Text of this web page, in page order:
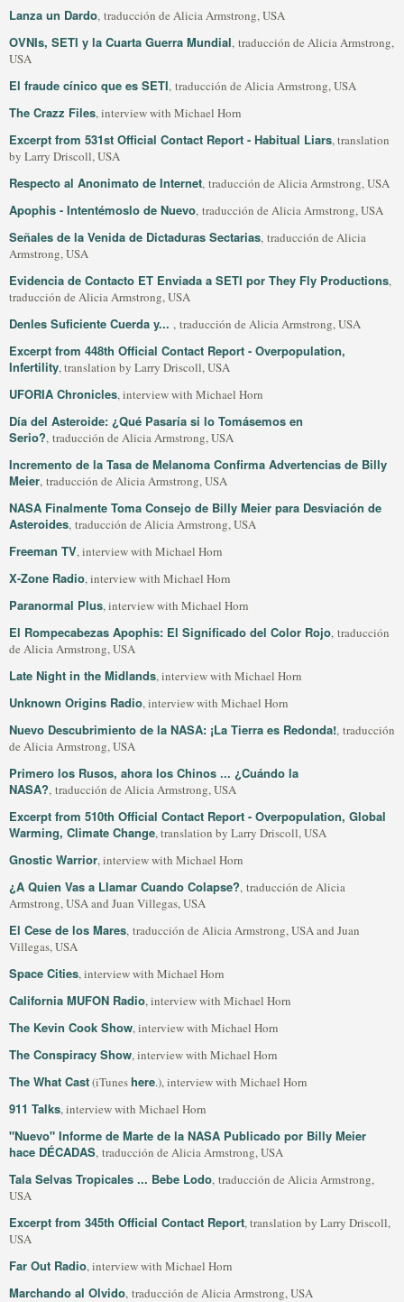
Lanza un Dardo, traducción de Alicia Armstrong, USA
OVNIs, SETI y la Cuarta Guerra Mundial, traducción de Alicia Armstrong,
USA
El fraude cínico que es SETI, traducción de Alicia Armstrong, USA
The Crazz Files, interview with Michael Horn
Excerpt from 531st Official Contact Report - Habitual Liars, translation
by Larry Driscoll, USA
Respecto al Anonimato de Internet, traducción de Alicia Armstrong, USA
Apophis - Intentémoslo de Nuevo, traducción de Alicia Armstrong, USA
Señales de la Venida de Dictaduras Sectarias, traducción de Alicia
Armstrong, USA
Evidencia de Contacto ET Enviada a SETI por They Fly Productions,
traducción de Alicia Armstrong, USA
Denles Suficiente Cuerda y... , traducción de Alicia Armstrong, USA
Excerpt from 448th Official Contact Report - Overpopulation,
Infertility, translation by Larry Driscoll, USA
UFORIA Chronicles, interview with Michael Horn
Día del Asteroide: ¿Qué Pasaría si lo Tomásemos en
Serio?, traducción de Alicia Armstrong, USA
Incremento de la Tasa de Melanoma Confirma Advertencias de Billy
Meier, traducción de Alicia Armstrong, USA
NASA Finalmente Toma Consejo de Billy Meier para Desviación de
Asteroides, traducción de Alicia Armstrong, USA
Freeman TV, interview with Michael Horn
X-Zone Radio, interview with Michael Horn
Paranormal Plus, interview with Michael Horn
El Rompecabezas Apophis: El Significado del Color Rojo, traducción
de Alicia Armstrong, USA
Late Night in the Midlands, interview with Michael Horn
Unknown Origins Radio, interview with Michael Horn
Nuevo Descubrimiento de la NASA: ¡La Tierra es Redonda!, traducción
de Alicia Armstrong, USA
Primero los Rusos, ahora los Chinos ... ¿Cuándo la
NASA?, traducción de Alicia Armstrong, USA
Excerpt from 510th Official Contact Report - Overpopulation, Global
Warming, Climate Change, translation by Larry Driscoll, USA
Gnostic Warrior, interview with Michael Horn
¿A Quien Vas a Llamar Cuando Colapse?, traducción de Alicia
Armstrong, USA and Juan Villegas, USA
El Cese de los Mares, traducción de Alicia Armstrong, USA and Juan
Villegas, USA
Space Cities, interview with Michael Horn
California MUFON Radio, interview with Michael Horn
The Kevin Cook Show, interview with Michael Horn
The Conspiracy Show, interview with Michael Horn
The What Cast(iTuneshere.), interview with Michael Horn
911 Talks, interview with Michael Horn
"Nuevo" Informe de Marte de la NASA Publicado por Billy Meier
hace DÉCADAS, traducción de Alicia Armstrong, USA
Tala Selvas Tropicales ... Bebe Lodo, traducción de Alicia Armstrong,
USA
Excerpt from 345th Official Contact Report, translation by Larry Driscoll,
USA
Far Out Radio, interview with Michael Horn
Marchando al Olvido, traducción de Alicia Armstrong, USA